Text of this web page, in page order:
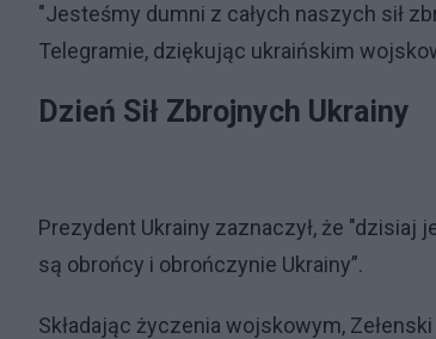
"Jesteśmy dumni z całych naszych sił
Telegramie, dziękując ukraińskim
Dzień Sił Zbrojnych Ukrainy
Prezydent Ukrainy zaznaczył, że "dzisiaj
są obrońcy i obrończynie Ukrainy”.
Składając życzenia wojskowym,